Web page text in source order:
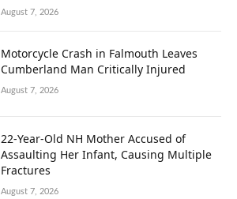
August 7, 2026
Motorcycle Crash in Falmouth Leaves
Cumberland Man Critically Injured
August 7, 2026
22-Year-Old NH Mother Accused of
Assaulting Her Infant, Causing Multiple
Fractures
August 7, 2026